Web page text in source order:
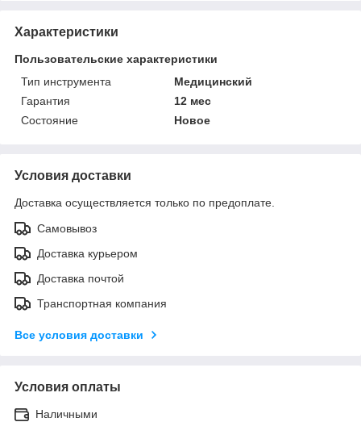
Характеристики
Пользовательские характеристики
Тип инструмента
Медицинский
Гарантия
12 мес
Состояние
Новое
Условия доставки
Доставка осуществляется только по предоплате.
Самовывоз
Доставка курьером
Доставка почтой
Транспортная компания
Все условия доставки
Условия оплаты
Наличными